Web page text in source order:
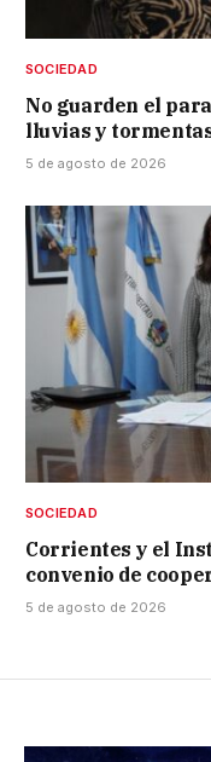
SOCIEDAD
No guarden el
lluvias y
5 de agosto de 2026
SOCIEDAD
Corrientes y el
convenio de
5 de agosto de 2026